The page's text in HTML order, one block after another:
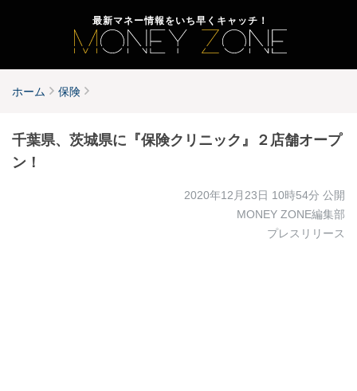
最新マネー情報をいち早くキャッチ！
ホーム 保険
千葉県、茨城県に『保険クリニック』２店舗オープ
ン！
2020年12月23日 10時54分 公開
MONEY ZONE編集部
プレスリリース